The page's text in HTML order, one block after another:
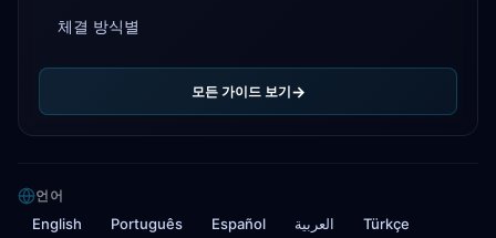
체결 방식별
모든 가이드 보기
언어
English Português Español العربية Türkçe